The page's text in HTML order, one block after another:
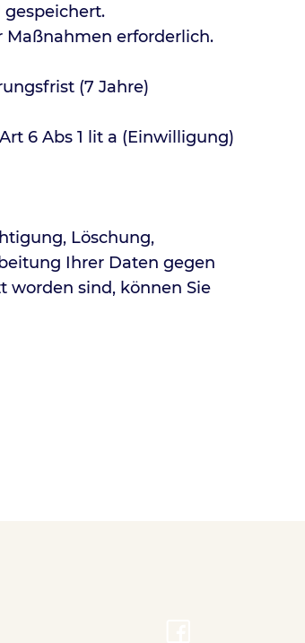
Maßnahmen erforderlich.
(7 Jahre)
6 Abs 1 lit a (Einwilligung)
Löschung,
Ihrer Daten gegen
worden sind, können Sie